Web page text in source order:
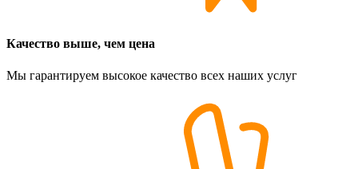
Качество выше, чем цена
Мы гарантируем высокое качество всех наших услуг